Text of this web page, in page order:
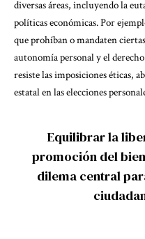
diversas áreas, incluyendo la
políticas económicas. Por
que prohíban o mandaten
autonomía personal y el
resiste las imposiciones éticas,
estatal en las elecciones
Equilibrar la
promoción del
dilema central